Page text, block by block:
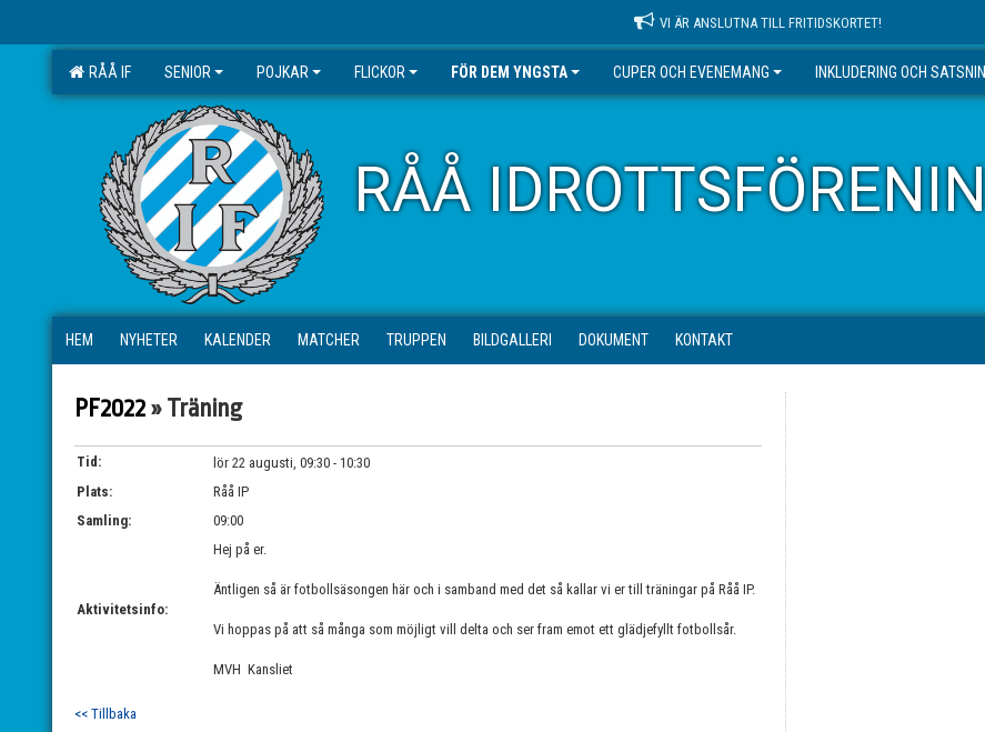
VI ÄR ANSLUTNA TILL FRITIDSKORTET!
RÅÅ IF SENIOR POJKAR FLICKOR FÖR DEM YNGSTA CUPER OCH EVENEMANG INKLUDERING OCH
RÅÅ
HEM NYHETER KALENDER MATCHER TRUPPEN BILDGALLERI DOKUMENT KONTAKT
PF2022 » Träning
Tid:
lör 22 augusti, 09:30 - 10:30
Plats:
Råå IP
Samling:
09:00
Aktivitetsinfo:
Hej på er.
Äntligen så är fotbollsäsongen här och i samband med det så kallar vi er till träningar på Råå IP.
Vi hoppas på att så många som möjligt vill delta och ser fram emot ett glädjefyllt fotbollsår.
MVH Kansliet
<< Tillbaka